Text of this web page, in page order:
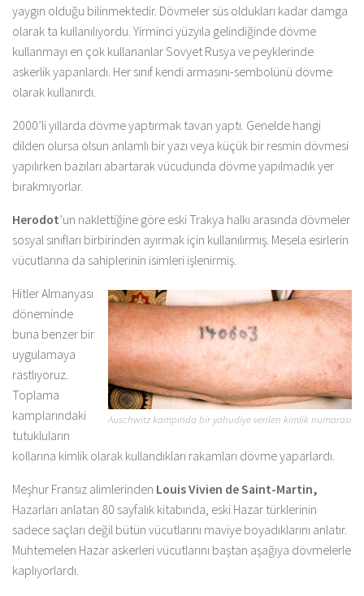
yaygın olduğu bilinmektedir. Dövmeler süs oldukları kadar damga
olarak ta kullanılıyordu. Yirminci yüzyıla gelindiğinde dövme
kullanmayı en çok kullananlar Sovyet Rusya ve peyklerinde
askerlik yapanlardı. Her sınıf kendi armasını-sembolünü dövme
olarak kullanırdı.
2000’li yıllarda dövme yaptırmak tavan yaptı. Genelde hangi
dilden olursa olsun anlamlı bir yazı veya küçük bir resmin dövmesi
yapılırken bazıları abartarak vücudunda dövme yapılmadık yer
bırakmıyorlar.
Herodot’un naklettiğine göre eski Trakya halkı arasında dövmeler
sosyal sınıfları birbirinden ayırmak için kullanılırmış. Mesela esirlerin
vücutlarına da sahiplerinin isimleri işlenirmiş.
Auschwitz kampında bir yahudiye verilen kimlik numarası
Hitler Almanyası
döneminde
buna benzer bir
uygulamaya
rastlıyoruz.
Toplama
kamplarındaki
tutukluların
kollarına kimlik olarak kullandıkları rakamları dövme yaparlardı.
Meşhur Fransız alimlerinden Louis Vivien de Saint-Martin,
Hazarları anlatan 80 sayfalık kitabında, eski Hazar türklerinin
sadece saçları değil bütün vücutlarını maviye boyadıklarını anlatır.
Muhtemelen Hazar askerleri vücutlarını baştan aşağıya dövmelerle
kaplıyorlardı.